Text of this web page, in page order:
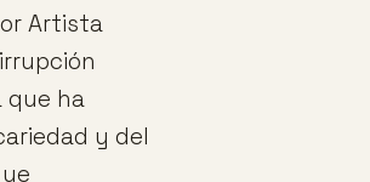
Artista
que ha
y del